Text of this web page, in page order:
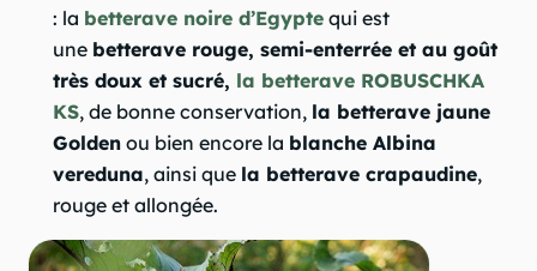
: la betterave noire d’Egypte qui est
une betterave rouge, semi-enterrée et au goût
très doux et sucré, la betterave ROBUSCHKA
KS, de bonne conservation, la betterave jaune
Golden ou bien encore la blanche Albina
vereduna, ainsi que la betterave crapaudine,
rouge et allongée.